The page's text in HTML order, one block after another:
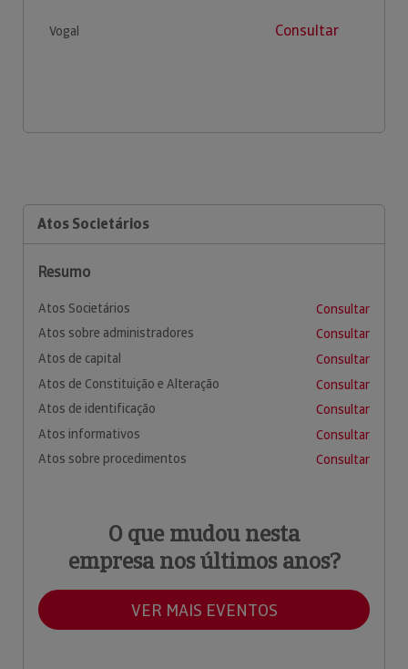
Vogal Consultar
Atos Societários
Resumo
Atos Societários
Consultar
Atos sobre administradores
Consultar
Atos de capital
Consultar
Atos de Constituição e Alteração
Consultar
Atos de identificação
Consultar
Atos informativos
Consultar
Atos sobre procedimentos
Consultar
O que mudou nesta
empresa nos últimos anos?
VER MAIS EVENTOS